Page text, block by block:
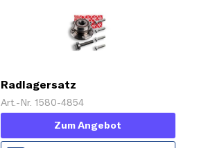
Radlagersatz
Art.-Nr. 1580-4854
Zum Angebot